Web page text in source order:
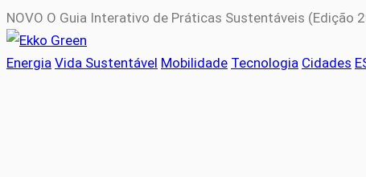
NOVO O Guia Interativo de Práticas Sustentáveis (Edição
Energia Vida Sustentável Mobilidade Tecnologia Cidades